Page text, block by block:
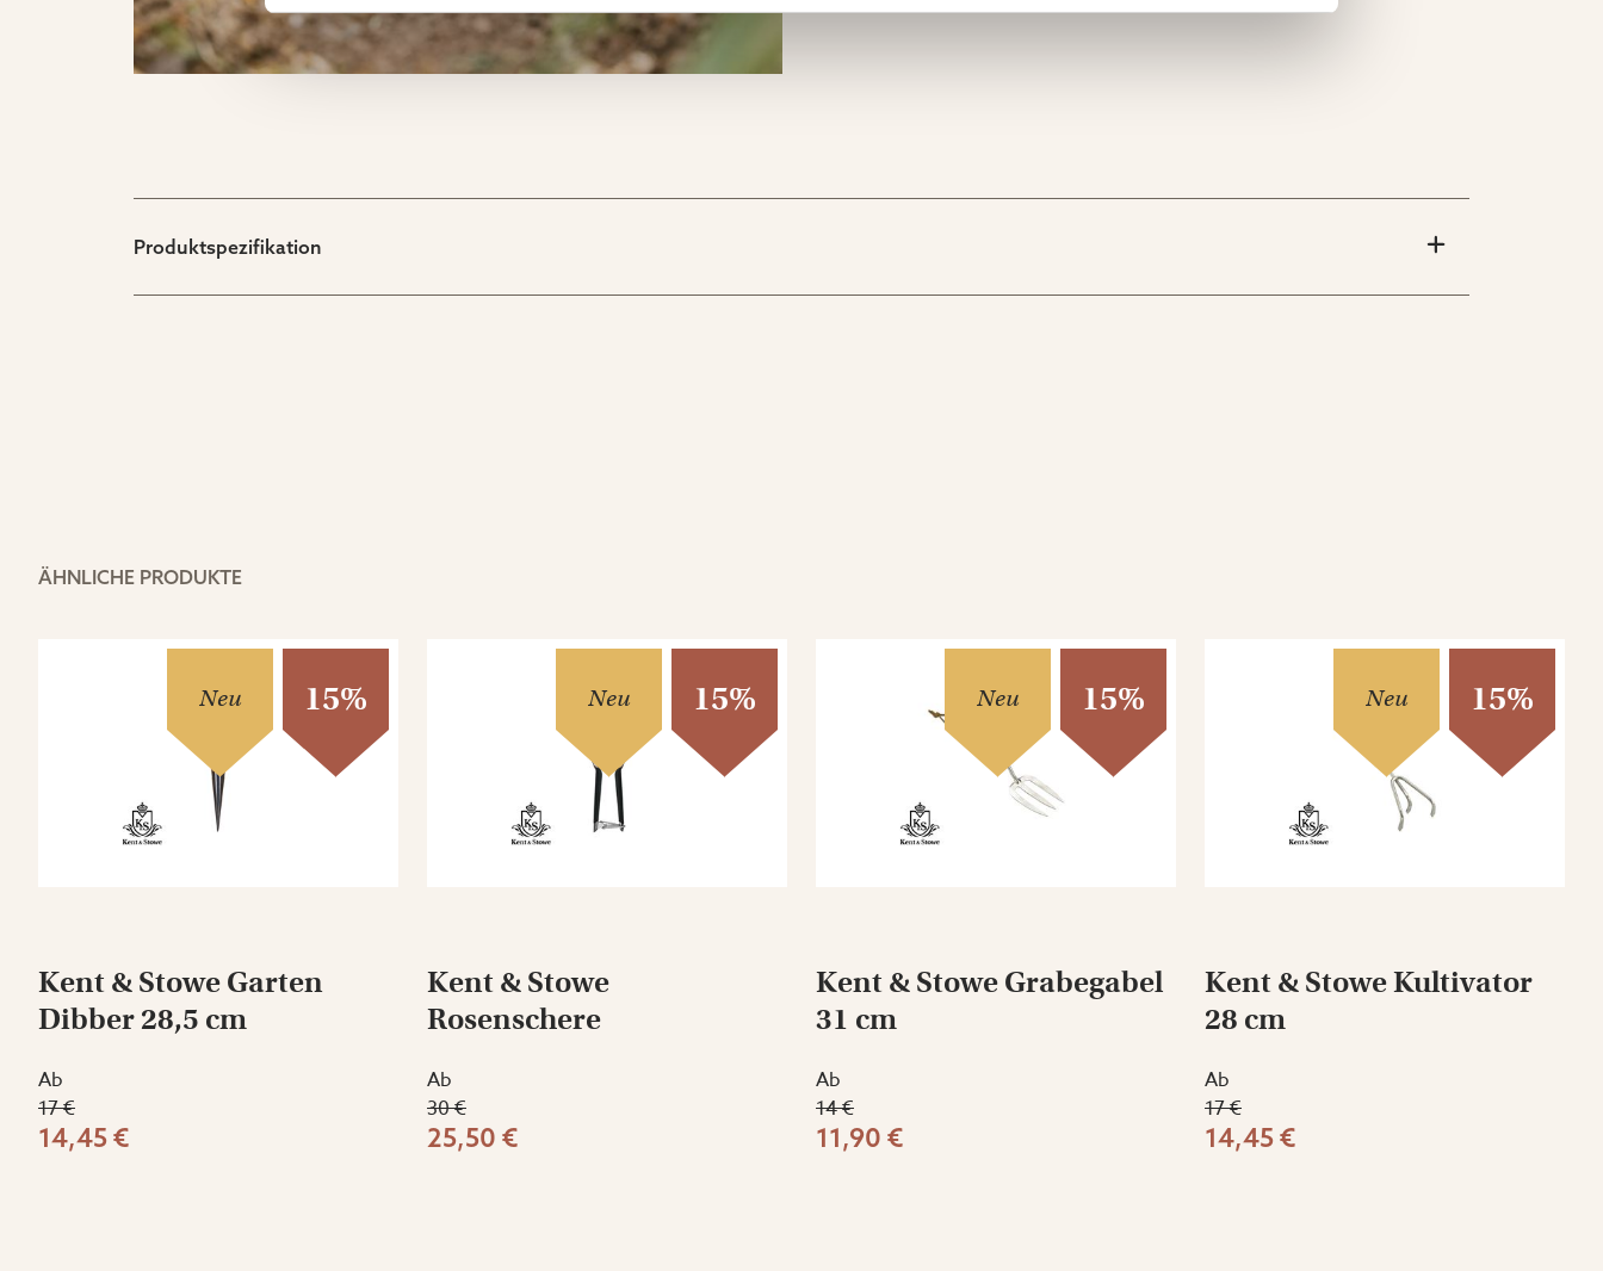
​Datenschutzerklärung von Google
Produktspezifikation
ÄHNLICHE PRODUKTE
Neu 15%
Kent & Stowe Garten
Dibber 28,5 cm
Ab
17 €
14,45 €
Neu 15%
Kent & Stowe
Rosenschere
Ab
30 €
25,50 €
Neu 15%
Kent & Stowe Grabegabel
31 cm
Ab
14 €
11,90 €
Neu 15%
Kent & Stowe Kultivator
28 cm
Ab
17 €
14,45 €